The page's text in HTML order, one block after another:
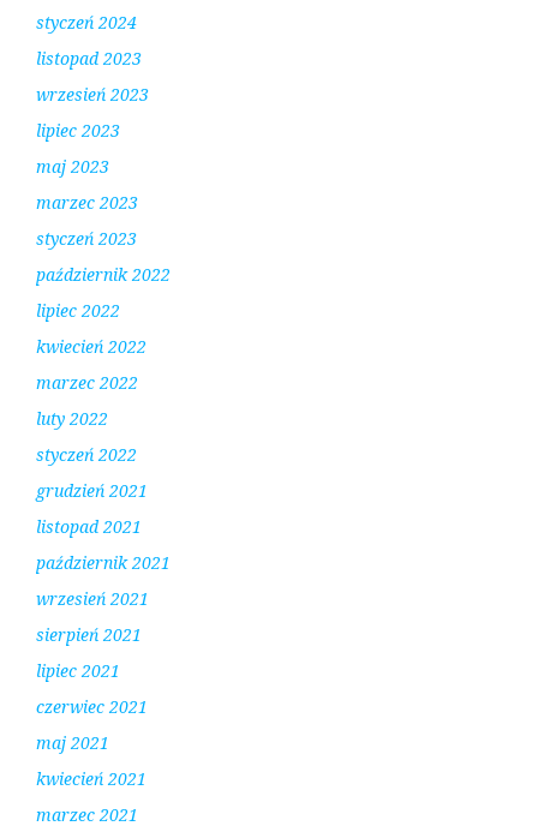
styczeń 2024
listopad 2023
wrzesień 2023
lipiec 2023
maj 2023
marzec 2023
styczeń 2023
październik 2022
lipiec 2022
kwiecień 2022
marzec 2022
luty 2022
styczeń 2022
grudzień 2021
listopad 2021
październik 2021
wrzesień 2021
sierpień 2021
lipiec 2021
czerwiec 2021
maj 2021
kwiecień 2021
marzec 2021